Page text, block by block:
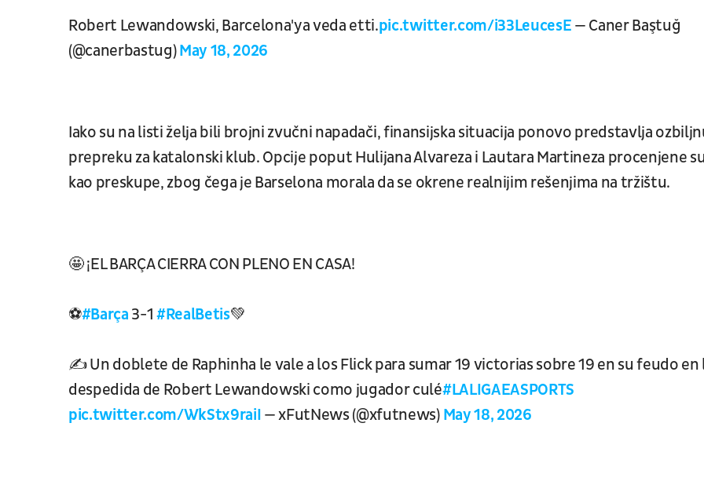
Robert Lewandowski, Barcelona'ya veda etti.pic.twitter.com/i33LeucesE — Caner Baştuğ
(@canerbastug)May 18, 2026
Iako su na listi želja bili brojni zvučni napadači, finansijska situacija ponovo predstavlja
prepreku za katalonski klub. Opcije poput Hulijana Alvareza i Lautara Martineza procenjene su
kao preskupe, zbog čega je Barselona morala da se okrene realnijim rešenjima na tržištu.
🤩 ¡EL BARÇA CIERRA CON PLENO EN CASA!
⚽️#Barça 3-1#RealBetis💚
✍ Un doblete de Raphinha le vale a los Flick para sumar 19 victorias sobre 19 en su feudo en
despedida de Robert Lewandowski como jugador culé#LALIGAEASPORTS
pic.twitter.com/WkStx9raiI — xFutNews (@xfutnews) May 18, 2026